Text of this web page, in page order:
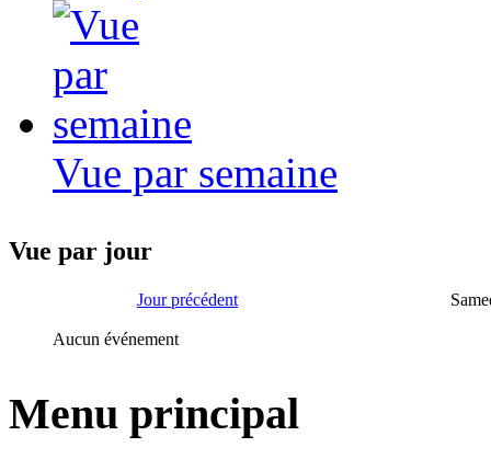
Vue par semaine
Vue par jour
Jour précédent
Aucun événement
Menu principal